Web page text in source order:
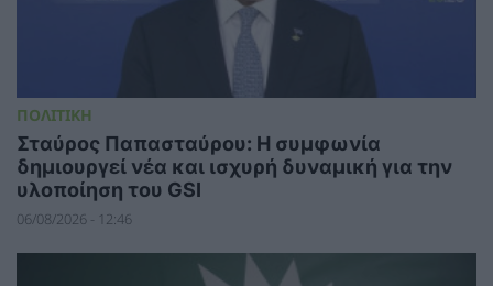
ΠΟΛΙΤΙΚΗ
Σταύρος Παπασταύρου: Η συμφωνία
δημιουργεί νέα και ισχυρή δυναμική για την
υλοποίηση του GSI
06/08/2026 - 12:46